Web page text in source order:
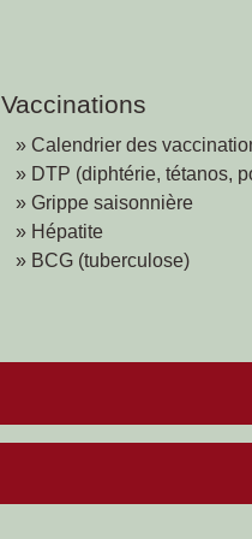
Vaccinations
Calendrier des
DTP (diphtérie, tétanos,
Grippe saisonnière
Hépatite
BCG (tuberculose)